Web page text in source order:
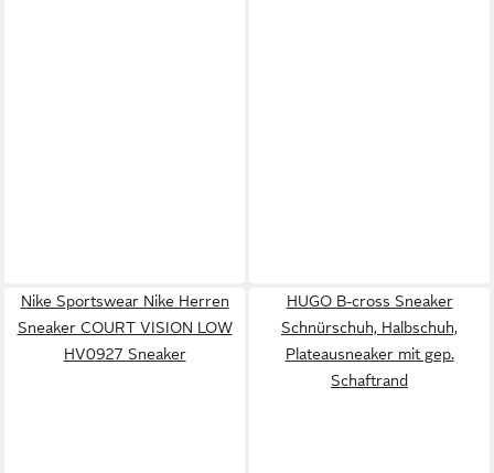
Nike Sportswear Nike Herren
Sneaker COURT VISION LOW
HV0927 Sneaker
HUGO B-cross Sneaker
Schnürschuh, Halbschuh,
Plateausneaker mit gep.
Schaftrand